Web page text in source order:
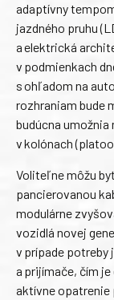
adaptívny
jazdného pruhu
a elektrická
v podmienkach
s ohľadom na
rozhraniam bude
budúcna umožnia
v kolónach
Voliteľne môžu
pancierovanou
modulárne
vozidlá novej
v prípade potreby
a prijímače, čím
aktívne opatrenie